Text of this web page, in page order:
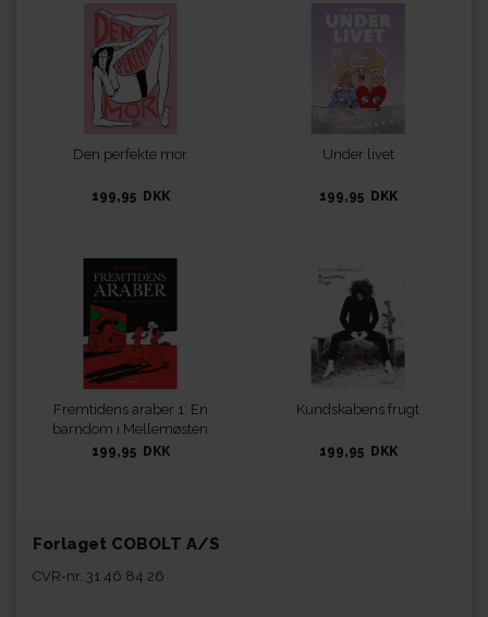
Den perfekte mor
199,95 DKK
Under livet
199,95 DKK
Fremtidens araber 1: En
barndom i Mellemøsten
(1978-1984)
199,95 DKK
Kundskabens frugt
199,95 DKK
Forlaget COBOLT A/S
CVR-nr. 31 46 84 26